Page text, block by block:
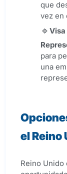
que
vez en
para
una
el Reino
Reino Unido